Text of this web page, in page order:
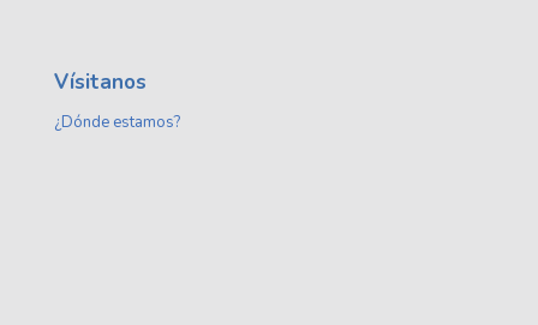
Vísitanos
¿Dónde estamos?